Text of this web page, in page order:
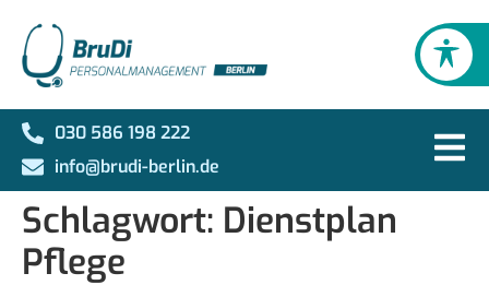
030 586 198 222
info@brudi-berlin.de
Schlagwort: Dienstplan
Pflege